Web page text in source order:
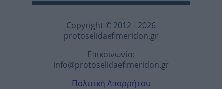
Copyright © 2012 - 2026
protoselidaefimeridon.gr
Επικοινωνία:
info@protoselidaefimeridon.gr
Πολιτική Απορρήτου